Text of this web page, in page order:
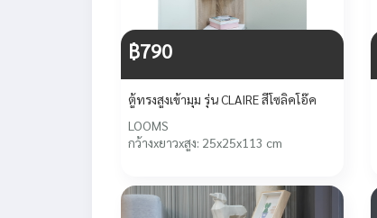
฿790
ตู้ทรงสูงเข้ามุม รุ่น CLAIRE สีโซลิคโอ๊ค
LOOMS
กว้างxยาวxสูง: 25x25x113 cm